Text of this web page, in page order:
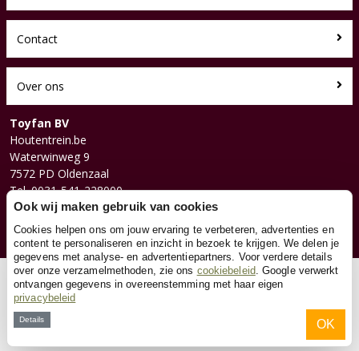
Contact
Over ons
Toyfan BV
Houtentrein.be
Waterwinweg 9
7572 PD Oldenzaal
Tel. 0031-541-228000
Facebook
Instagram
© 2026 Toyfan BV
Ook wij maken gebruik van cookies
Cookies helpen ons om jouw ervaring te verbeteren, advertenties en
content te personaliseren en inzicht in bezoek te krijgen. We delen je
gegevens met analyse- en advertentiepartners. Voor verdere details
over onze verzamelmethoden, zie ons cookiebeleid. Google verwerkt
ontvangen gegevens in overeenstemming met haar eigen
privacybeleid
Details OK